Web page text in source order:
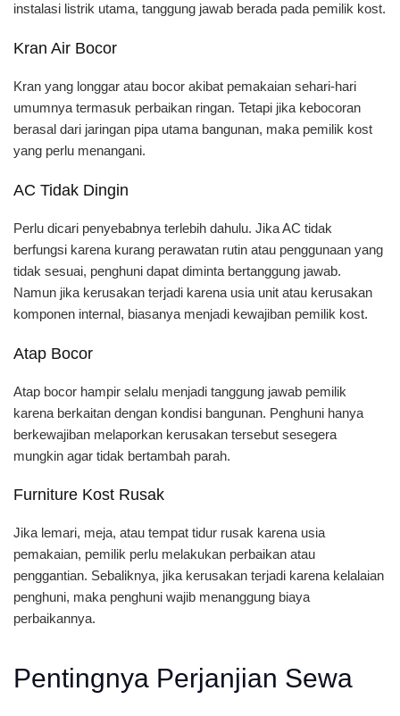
instalasi listrik utama, tanggung jawab berada pada pemilik kost.
Kran Air Bocor
Kran yang longgar atau bocor akibat pemakaian sehari-hari
umumnya termasuk perbaikan ringan. Tetapi jika kebocoran
berasal dari jaringan pipa utama bangunan, maka pemilik kost
yang perlu menangani.
AC Tidak Dingin
Perlu dicari penyebabnya terlebih dahulu. Jika AC tidak
berfungsi karena kurang perawatan rutin atau penggunaan yang
tidak sesuai, penghuni dapat diminta bertanggung jawab.
Namun jika kerusakan terjadi karena usia unit atau kerusakan
komponen internal, biasanya menjadi kewajiban pemilik kost.
Atap Bocor
Atap bocor hampir selalu menjadi tanggung jawab pemilik
karena berkaitan dengan kondisi bangunan. Penghuni hanya
berkewajiban melaporkan kerusakan tersebut sesegera
mungkin agar tidak bertambah parah.
Furniture Kost Rusak
Jika lemari, meja, atau tempat tidur rusak karena usia
pemakaian, pemilik perlu melakukan perbaikan atau
penggantian. Sebaliknya, jika kerusakan terjadi karena kelalaian
penghuni, maka penghuni wajib menanggung biaya
perbaikannya.
Pentingnya Perjanjian Sewa